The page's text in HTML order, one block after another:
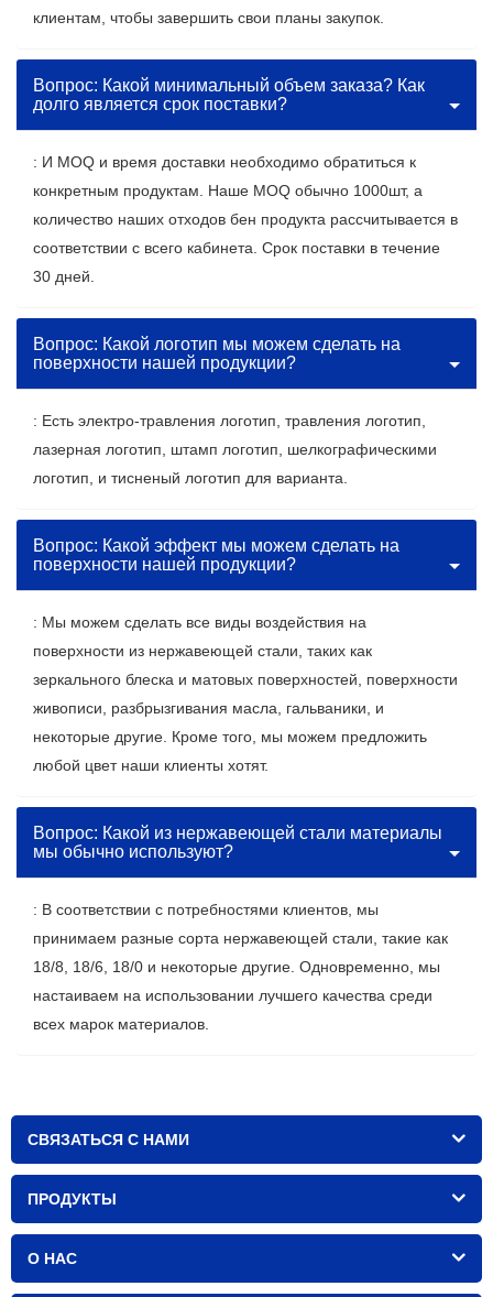
клиентам, чтобы завершить свои планы закупок.
Вопрос: Какой минимальный объем заказа? Как
долго является срок поставки?
: И MOQ и время доставки необходимо обратиться к
конкретным продуктам. Наше MOQ обычно 1000шт, а
количество наших отходов бен продукта рассчитывается в
соответствии с всего кабинета. Срок поставки в течение
30 дней.
Вопрос: Какой логотип мы можем сделать на
поверхности нашей продукции?
: Есть электро-травления логотип, травления логотип,
лазерная логотип, штамп логотип, шелкографическими
логотип, и тисненый логотип для варианта.
Вопрос: Какой эффект мы можем сделать на
поверхности нашей продукции?
: Мы можем сделать все виды воздействия на
поверхности из нержавеющей стали, таких как
зеркального блеска и матовых поверхностей, поверхности
живописи, разбрызгивания масла, гальваники, и
некоторые другие. Кроме того, мы можем предложить
любой цвет наши клиенты хотят.
Вопрос: Какой из нержавеющей стали материалы
мы обычно используют?
: В соответствии с потребностями клиентов, мы
принимаем разные сорта нержавеющей стали, такие как
18/8, 18/6, 18/0 и некоторые другие. Одновременно, мы
настаиваем на использовании лучшего качества среди
всех марок материалов.
СВЯЗАТЬСЯ С НАМИ
ПРОДУКТЫ
О НАС